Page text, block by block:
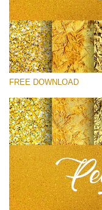
Small 800*533px
Perfect Gold
(30 Textures)
Large 6000*4000px
Entire Collection
FREE DOWNLOAD